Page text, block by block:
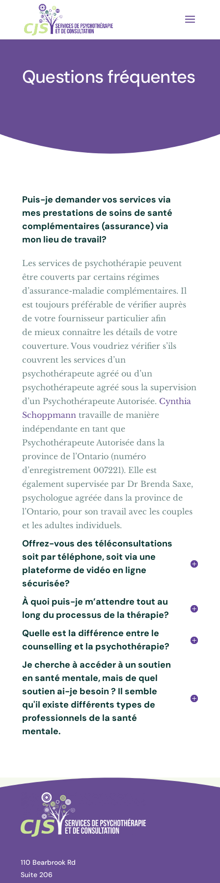
Questions fréquentes
Puis-je demander vos services via
mes prestations de soins de santé
complémentaires (assurance) via
mon lieu de travail?
Les services de psychothérapie peuvent
être couverts par certains régimes
d’assurance-maladie complémentaires. Il
est toujours préférable de vérifier auprès
de votre fournisseur particulier afin
de mieux connaître les détails de votre
couverture. Vous voudriez vérifier s’ils
couvrent les services d’un
psychothérapeute agréé ou d’un
psychothérapeute agréé sous la supervision
d’un Psychothérapeute Autorisée. Cynthia
Schoppmann travaille de manière
indépendante en tant que
Psychothérapeute Autorisée dans la
province de l’Ontario (numéro
d’enregistrement 007221). Elle est
également supervisée par Dr Brenda Saxe,
psychologue agréée dans la province de
l’Ontario, pour son travail avec les couples
et les adultes individuels.
Offrez-vous des téléconsultations
soit par téléphone, soit via une
plateforme de vidéo en ligne
sécurisée?
À quoi puis-je m’attendre tout au
long du processus de la thérapie?
Quelle est la différence entre le
counselling et la psychothérapie?
Je cherche à accéder à un soutien
en santé mentale, mais de quel
soutien ai-je besoin ? Il semble
qu'il existe différents types de
professionnels de la santé
mentale.
110 Bearbrook Rd
Suite 206